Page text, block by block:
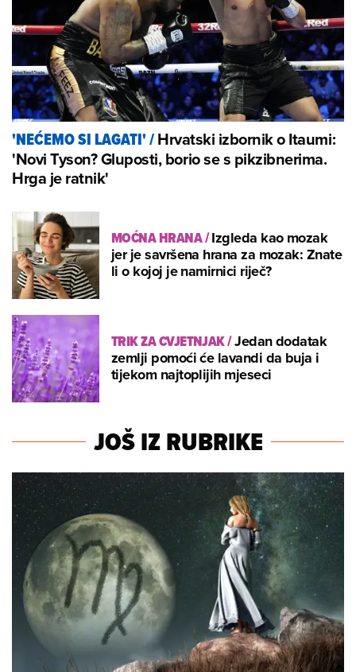
'NEĆEMO SI LAGATI'/Hrvatski izbornik o Itaumi:
'Novi Tyson? Gluposti, borio se s pikzibnerima.
Hrga je ratnik'
MOĆNA HRANA/Izgleda kao mozak
jer je savršena hrana za mozak: Znate
li o kojoj je namirnici riječ?
TRIK ZA CVJETNJAK/Jedan dodatak
zemlji pomoći će lavandi da buja i
tijekom najtoplijih mjeseci
JOŠ IZ RUBRIKE